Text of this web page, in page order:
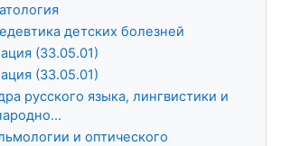
детских болезней
(33.05.01)
(33.05.01)
русского языка, лингвистики и
и оптического